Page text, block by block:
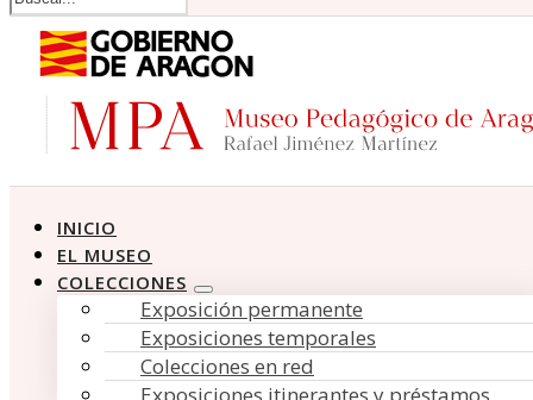
INICIO
EL MUSEO
COLECCIONES
Exposición permanente
Exposiciones temporales
Colecciones en red